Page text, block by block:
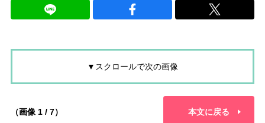
▼スクロールで次の画像
（画像 1 / 7） 本文に戻る